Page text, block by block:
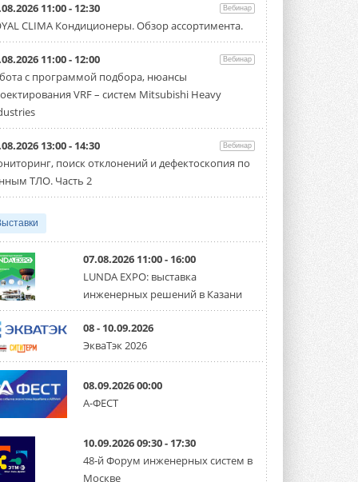
Carrier модернизирует
флагманский чиллер AquaEdge
19XR
Чиллер получил новую версию,
работающую на хладагенте R1234ze ...
31 ИЮЛЯ 2026
направление систем
Mitsubishi Electric создаёт в США новую
компанию MEHITS US Inc. ...
комиссия по связи США (FCC) обновила
свой специальный перечень Covered ...
Уже через месяц в России
можно будет устанавливать
солнечные панели в МКД
С 1 сентября снимается запрет на
микрогенерацию в многоквартирных ...
30 ИЮЛЯ 2026
двигателями Sysimple TRS EC
прямоугольный канальный ...
30 ИЮЛЯ 2026
11:00 - 12:30 Вебинар
CLIMA Кондиционеры. Обзор ассортимента.
11:00 - 12:00 Вебинар
с программой подбора, нюансы
VRF – систем Mitsubishi Heavy
13:00 - 14:30 Вебинар
поиск отклонений и дефектоскопия по
ТЛО. Часть 2
07.08.2026 11:00 - 16:00
LUNDA EXPO: выставка
инженерных решений в Казани
08 - 10.09.2026
ЭкваТэк 2026
08.09.2026 00:00
А-ФЕСТ
10.09.2026 09:30 - 17:30
48-й Форум инженерных систем в
Москве